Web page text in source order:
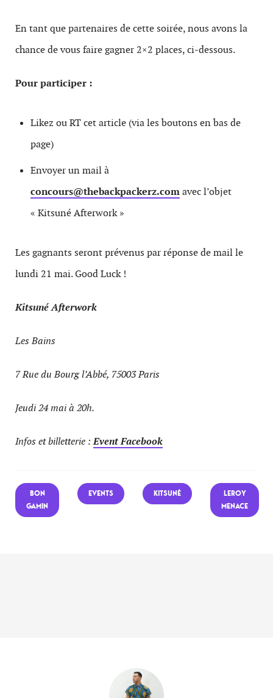
En tant que partenaires de cette soirée, nous avons la
chance de vous faire gagner 2×2 places, ci-dessous.
Pour participer :
Likez ou RT cet article (via les boutons en bas de
page)
Envoyer un mail à
concours@thebackpackerz.comavec l’objet
« Kitsuné Afterwork »
Les gagnants seront prévenus par réponse de mail le
lundi 21 mai. Good Luck !
Kitsuné Afterwork
Les Bains
7 Rue du Bourg l’Abbé, 75003 Paris
Jeudi 24 mai à 20h.
Infos et billetterie :Event Facebook
BON
GAMIN
EVENTS KITSUNÉ
LEROY
MENACE